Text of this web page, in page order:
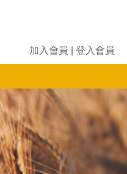
加入會員 登入會員